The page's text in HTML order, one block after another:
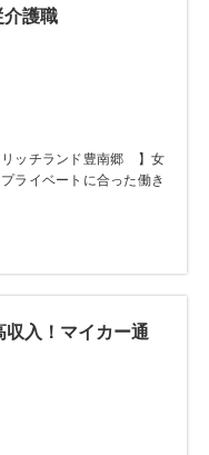
介護職
ッチランド豊南郷 】女
ライベートに合った働き
入！マイカー通